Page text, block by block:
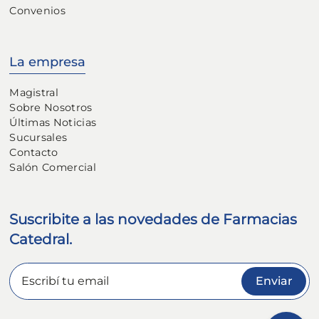
Convenios
La empresa
Magistral
Sobre Nosotros
Últimas Noticias
Sucursales
Contacto
Salón Comercial
Suscribite a las novedades de Farmacias
Catedral.
Enviar